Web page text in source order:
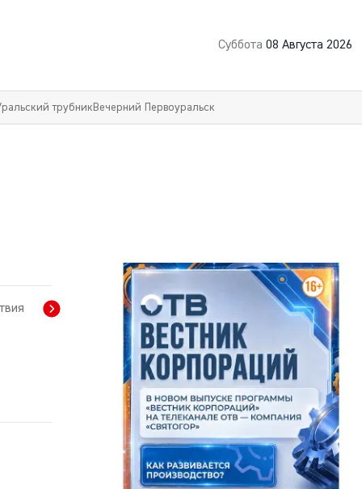
Суббота 08 Августа 2026
трубник Вечерний Первоуральск
Политика Свердловская область Экономика